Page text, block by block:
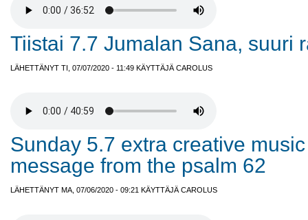
Tiistai 7.7 Jumalan Sana, suuri
LÄHETTÄNYT TI, 07/07/2020 - 11:49 KÄYTTÄJÄ CAROLUS
Sunday 5.7 extra creative
message from the psalm 62
LÄHETTÄNYT MA, 07/06/2020 - 09:21 KÄYTTÄJÄ CAROLUS